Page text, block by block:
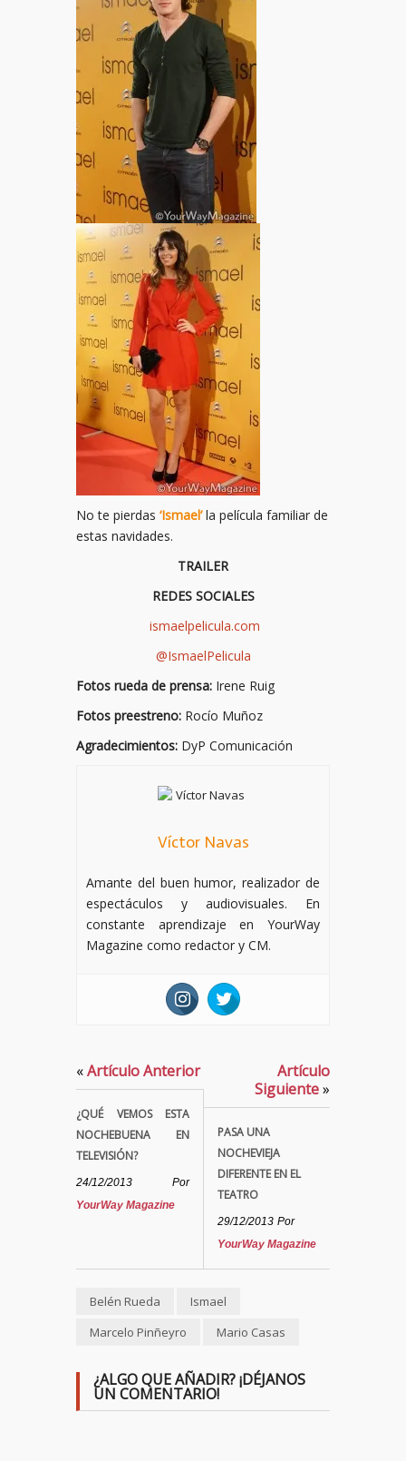
No te pierdas ‘Ismael’la película familiar de
estas navidades.
TRAILER
REDES SOCIALES
ismaelpelicula.com
@IsmaelPelicula
Fotos rueda de prensa: Irene Ruig
Fotos preestreno: Rocío Muñoz
Agradecimientos: DyP Comunicación
Víctor Navas
Amante del buen humor, realizador de
espectáculos y audiovisuales. En
constante aprendizaje en YourWay
Magazine como redactor y CM.
«Artículo Anterior
¿QUÉ VEMOS ESTA
NOCHEBUENA EN
TELEVISIÓN?
24/12/2013
Por
YourWay Magazine
Artículo
Siguiente»
PASA UNA
NOCHEVIEJA
DIFERENTE EN EL
TEATRO
29/12/2013 Por
YourWay Magazine
Belén Rueda
Ismael
Marcelo Pinñeyro
Mario Casas
¿ALGO QUE AÑADIR? ¡DÉJANOS
UN COMENTARIO!